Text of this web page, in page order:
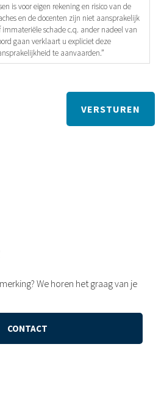
is voor eigen rekening en risico van de
en de docenten zijn niet aansprakelijk
immateriële schade c.q. ander nadeel van
gaan verklaart u expliciet deze
te aanvaarden.”
We horen het graag van je
CONTACT